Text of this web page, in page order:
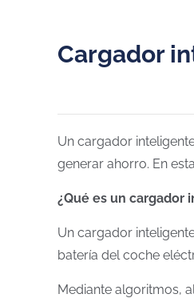
Cargador
Un cargador
generar ahorro. En
¿Qué es un cargador
Un cargador
batería del coche
Mediante algoritmos,